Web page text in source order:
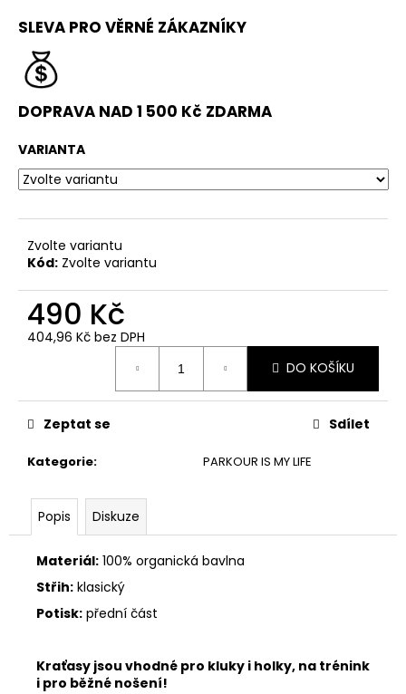
SLEVA PRO VĚRNÉ ZÁKAZNÍKY
DOPRAVA NAD 1 500 Kč ZDARMA
VARIANTA
Zvolte variantu
Kód: Zvolte variantu
490 Kč
404,96 Kč bez DPH
DO KOŠÍKU
Kategorie: PARKOUR IS MY LIFE
Zeptat se Sdílet
Popis Diskuze
Materiál: 100% organická bavlna
Střih: klasický
Potisk: přední část
Kraťasy jsou vhodné pro kluky i holky, na trénink
i pro běžné nošení!
MALÁ
ŽÍNĚNKA
(200X100X6
CM,
-
MODRÁ
2
990
Původně:
290
Kč